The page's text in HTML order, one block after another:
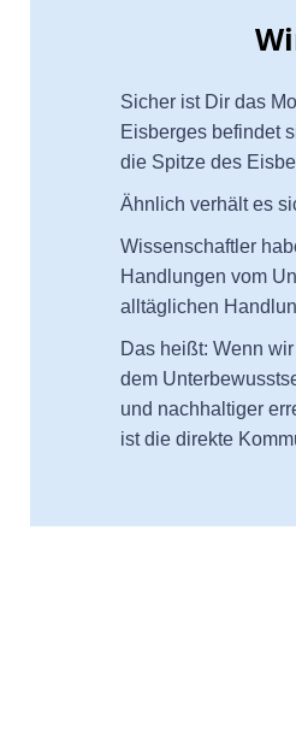
Sicher ist Dir das
Eisberges befindet
die Spitze des
Ähnlich verhält es
Wissenschaftler
Handlungen vom
alltäglichen
Das heißt: Wenn
dem
und nachhaltiger
ist die direkte